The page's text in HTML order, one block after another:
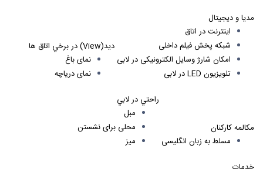
مديا و ديجيتال
اينترنت در اتاق
شبكه پخش فيلم داخلی
امكان شارژ وسايل الكترونيكی در لابی
تلويزيون LED در لابی
ديد(View) در برخي اتاق ها
نمای باغ
نمای دریاچه
مكالمه كاركنان
مسلط به زبان انگليسی
راحتي در لابي
مبل
محلی برای نشستن
ميز
خدمات